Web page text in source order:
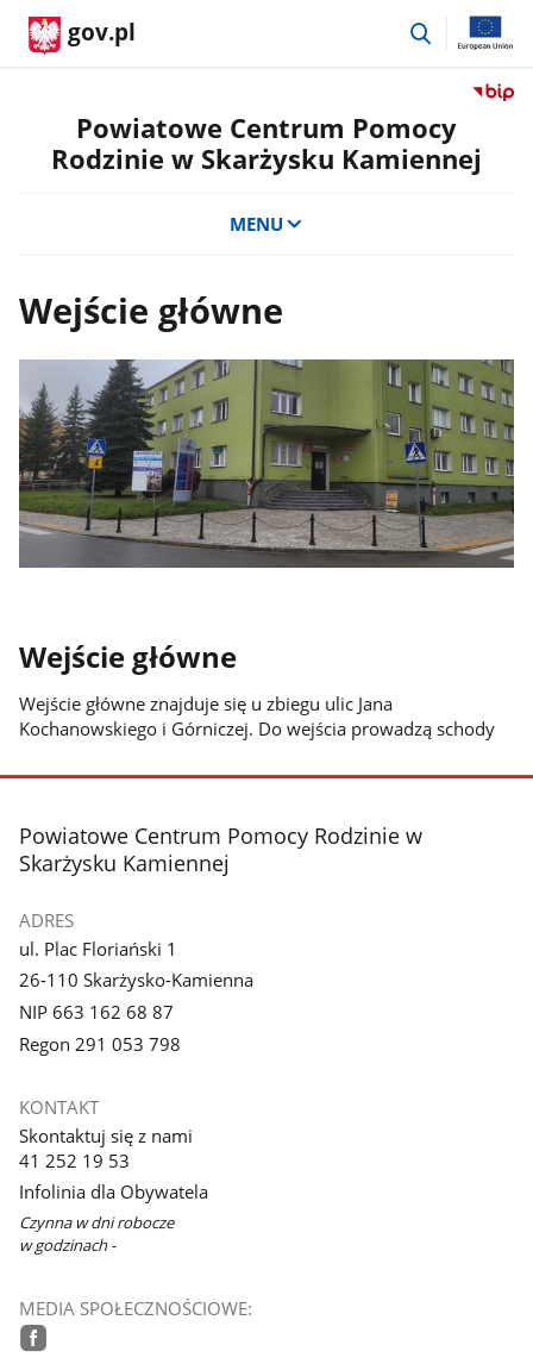
gov.pl
przejdź
Przejdź
Powiatowe Centrum Pomocy
Rodzinie w Skarżysku Kamiennej
MENU
Wejście główne
Wejście główne
Wejście główne znajduje się u zbiegu ulic Jana
Kochanowskiego i Górniczej. Do wejścia prowadzą schody
stopka
Powiatowe Centrum Pomocy Rodzinie w
Skarżysku Kamiennej
ADRES
ul. Plac Floriański 1
26-110 Skarżysko-Kamienna
NIP 663 162 68 87
Regon 291 053 798
KONTAKT
Skontaktuj się z nami
41 252 19 53
Infolinia dla Obywatela
Czynna w dni robocze
w godzinach -
MEDIA SPOŁECZNOŚCIOWE: